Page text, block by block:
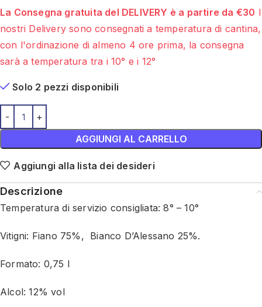
La Consegna gratuita del DELIVERY è a partire da €30 I
nostri Delivery sono consegnati a temperatura di cantina,
con l'ordinazione di almeno 4 ore prima, la consegna
sarà a temperatura tra i 10° e i 12°
Solo 2 pezzi disponibili
AGGIUNGI AL CARRELLO
Aggiungi alla lista dei desideri
Descrizione
Temperatura di servizio consigliata: 8° – 10°
Vitigni: Fiano 75%, Bianco D’Alessano 25%.
Formato: 0,75 l
Alcol: 12% vol